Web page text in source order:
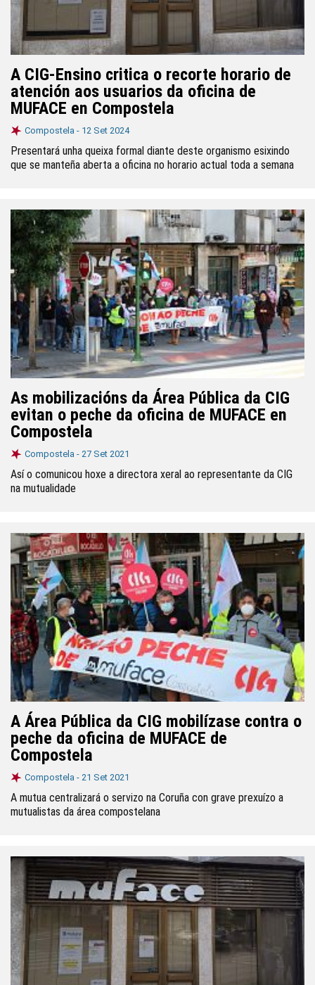
A CIG-Ensino critica o recorte horario de
atención aos usuarios da oficina de
MUFACE en Compostela
Compostela - 12 Set 2024
Presentará unha queixa formal diante deste organismo esixindo
que se manteña aberta a oficina no horario actual toda a semana
As mobilizacións da Área Pública da CIG
evitan o peche da oficina de MUFACE en
Compostela
Compostela - 27 Set 2021
Así o comunicou hoxe a directora xeral ao representante da CIG
na mutualidade
A Área Pública da CIG mobilízase contra o
peche da oficina de MUFACE de
Compostela
Compostela - 21 Set 2021
A mutua centralizará o servizo na Coruña con grave prexuízo a
mutualistas da área compostelana